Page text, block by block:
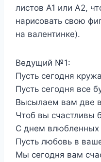
листов А1 или А2,
нарисовать свою
на валентинке).
Ведущий №1:
Пусть сегодня
Пусть сегодня все
Высылаем вам две
Чтоб вы счастливы
С днем влюбленных
Пусть любовь в
Мы сегодня вам